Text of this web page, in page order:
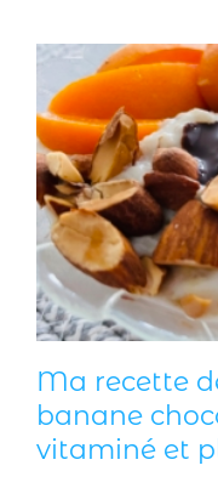
Ma recette
banane
vitaminé et